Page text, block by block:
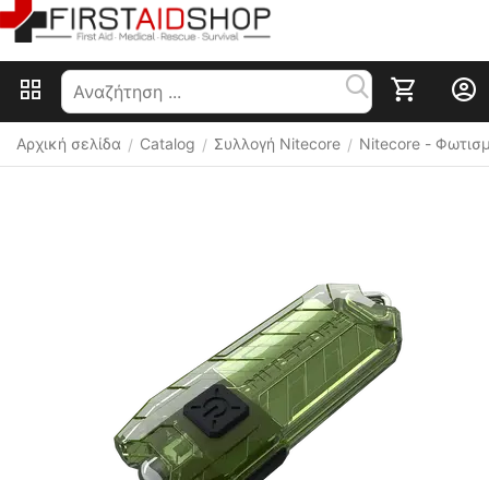
Αρχική σελίδα / Catalog / Συλλογή Nitecore / Nitecore -